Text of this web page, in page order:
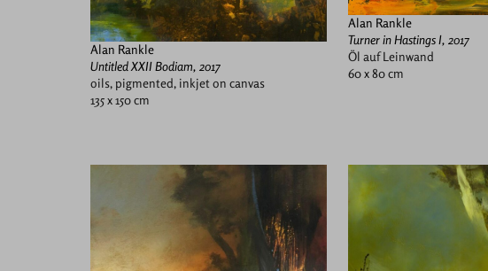
Alan Rankle
Untitled XXII Bodiam, 2017
oils, pigmented, inkjet on canvas
135 x 150 cm
Alan Rankle
Turner in Hastings I, 2017
Öl auf Leinwand
60 x 80 cm